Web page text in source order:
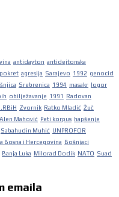
antidayton antidejtonska
pokret agresija Sarajevo 1992 genocid
Srebrenica 1994 masakr logor
obilježavanje 1991
Radovan
Zvornik Ratko Mladić Žuč
Alen Mahović Peti korpus hapšenje
Sabahudin Muhić UNPROFOR
Bosna i Hercegovina Bošnjaci
Banja Luka Milorad Dodik NATO Suad
emaila